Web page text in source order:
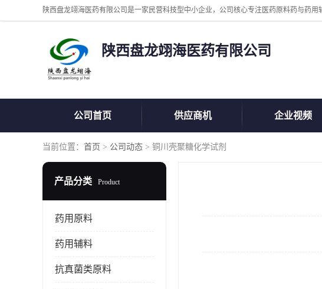
陕西盘龙翊海医药有限公司
公司首页 供应商机 企业视频
当前位置： 首页 > 公司动态 > 铜川壳聚糖化学试剂
产品分类 Product
药用原料
药用辅料
抗真菌类原料